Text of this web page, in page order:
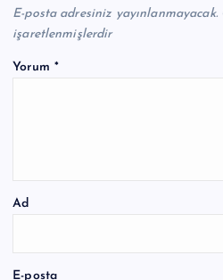
E-posta adresiniz yayınlanmayacak.
işaretlenmişlerdir
Yorum *
Ad
E-posta